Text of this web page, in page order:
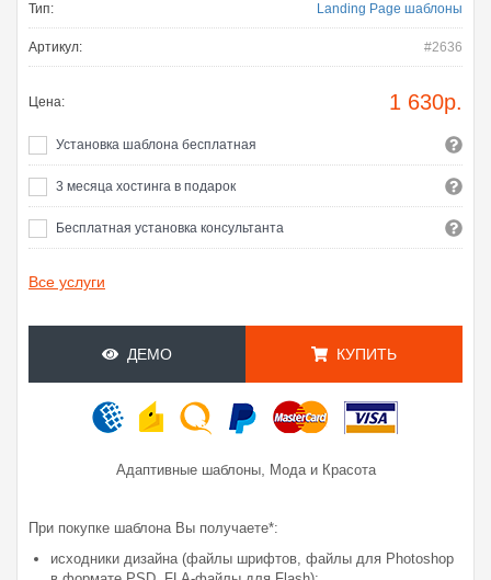
Тип: Landing Page шаблоны
Артикул: #2636
Цена: 1 630р.
Установка шаблона бесплатная
3 месяца хостинга в подарок
Бесплатная установка консультанта
Все услуги
ДЕМО КУПИТЬ
Адаптивные шаблоны, Мода и Красота
При покупке шаблона Вы получаете*:
исходники дизайна (файлы шрифтов, файлы для Photoshop